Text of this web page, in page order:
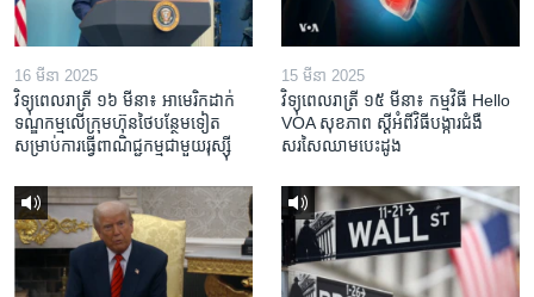
16 មីនា 2025
វិទ្យុពេលរាត្រី ១៦ មីនា៖ អាមេរិក​ដាក់​
ទណ្ឌកម្ម​លើ​ក្រុមហ៊ុន​ថៃ​បន្ថែម​ទៀត​
សម្រាប់​ការ​ធ្វើ​ពាណិជ្ជកម្ម​ជាមួយ​រុស្ស៊ី
15 មីនា 2025
វិទ្យុពេលរាត្រី ១៥ មីនា៖ កម្មវិធី ​Hello
VOA សុខភាព ស្ដី​អំពី​វិធី​បង្ការ​ជំងឺ​
សរសៃ​ឈាម​បេះដូង